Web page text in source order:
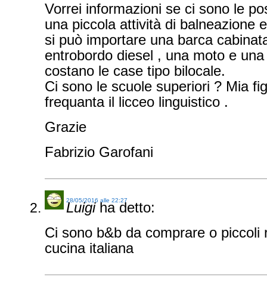
Vorrei informazioni se ci sono le
una piccola attività di balneazione
si può importare una barca
entrobordo diesel , una moto e
costano le case tipo bilocale.
Ci sono le scuole superiori ? Mia
frequanta il licceo linguistico .
Grazie
Fabrizio Garofani
Luigi ha detto:
28/05/2016 alle 22:27
Ci sono b&b da comprare o piccoli
cucina italiana